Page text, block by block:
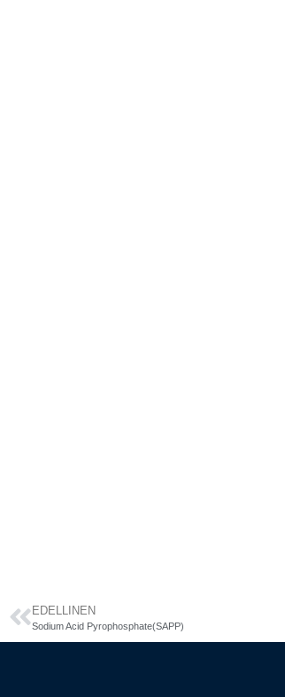
EDELLINEN
Sodium Acid Pyrophosphate(SAPP)